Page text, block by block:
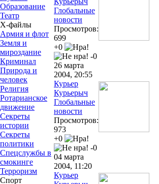
Образование
Театр
Х-файлы
Армия и флот
Земля и
мироздание
Криминал
Природа и
человек
Религия
Ротарианское
движение
Секреты
истории
Секреты
политики
Спецслужбы в
смокинге
Терроризм
Спорт
Глобальные
новости
Просмотров:
699
+0
-0
26 марта
2004, 20:55
Курьер
Курьерыч
Глобальные
новости
Просмотров:
973
+0
-0
04 марта
2004, 11:20
Курьер